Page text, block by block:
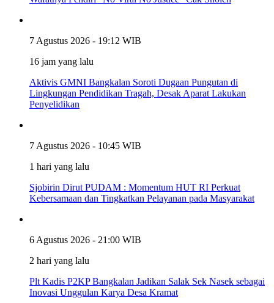
7 Agustus 2026 - 19:12 WIB
16 jam yang lalu
Aktivis GMNI Bangkalan Soroti Dugaan Pungutan di
Lingkungan Pendidikan Tragah, Desak Aparat Lakukan
Penyelidikan
7 Agustus 2026 - 10:45 WIB
1 hari yang lalu
Sjobirin Dirut PUDAM : Momentum HUT RI Perkuat
Kebersamaan dan Tingkatkan Pelayanan pada Masyarakat
6 Agustus 2026 - 21:00 WIB
2 hari yang lalu
Plt Kadis P2KP Bangkalan Jadikan Salak Sek Nasek sebagai
Inovasi Unggulan Karya Desa Kramat